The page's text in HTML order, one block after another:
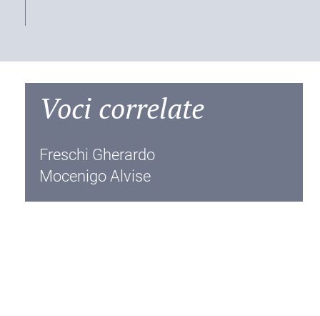
Voci correlate
Freschi Gherardo
Mocenigo Alvise